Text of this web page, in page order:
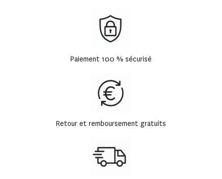
Paiement 100 % sécurisé
Retour et remboursement gratuits